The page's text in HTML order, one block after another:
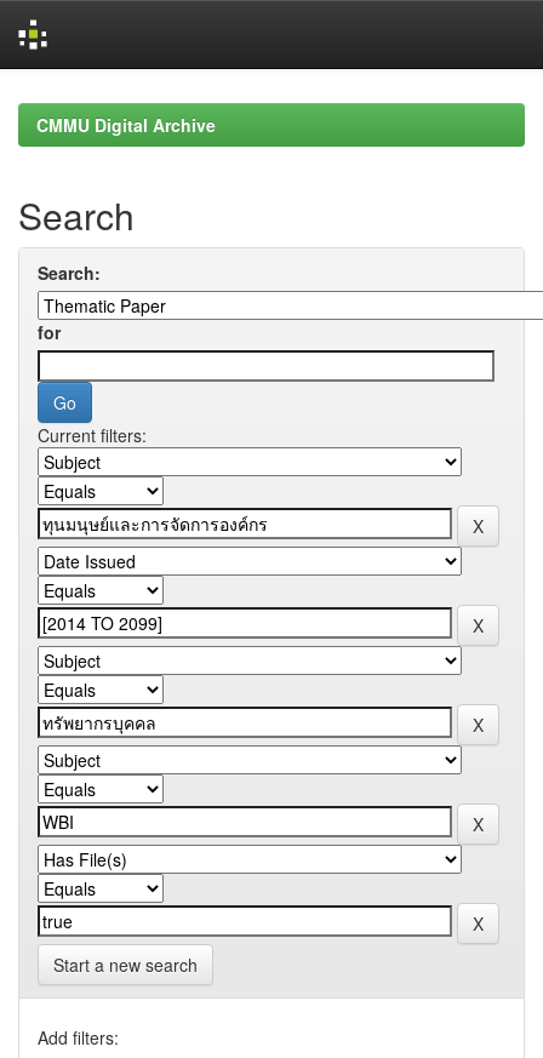
navigationCMMU Digital Archive
Search
Search:
for
Current filters:
Start a new search
Add filters: